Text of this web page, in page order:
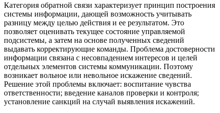
Категория обратной связи характеризует принцип построения
системы информации, дающей возможность учитывать
разницу между целью действия и ее результатом. Это
позволяет оценивать текущее состояние управляемой
подсистемы, а затем на основе полученных сведений
выдавать корректирующие команды. Проблема достоверности
информации связана с несовпадением интересов и целей
отдельных элементов системы коммуникации. Поэтому
возникает вольное или невольное искажение сведений.
Решение этой проблемы включает: воспитание чувства
ответственности; введение каналов проверки и контроля;
установление санкций на случай выявления искажений.